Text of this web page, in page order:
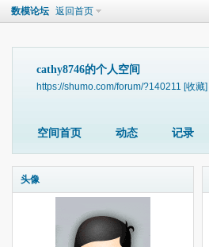
数模论坛 返回首页
cathy8746的个人空间
https://shumo.com/forum/?140211 [收藏]
空间首页 动态 记录
头像